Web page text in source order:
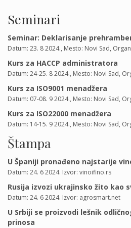
Seminari
Seminar: Deklarisanje
Datum: 23. 8 2024., Mesto: Novi Sad,
Kurs za HACCP administratora
Datum: 24-25. 8 2024., Mesto: Novi Sad,
Kurs za ISO9001 menadžera
Datum: 07-08. 9 2024., Mesto: Novi Sad,
Kurs za ISO22000 menadžera
Datum: 14-15. 9 2024., Mesto: Novi Sad,
Štampa
U Španiji pronađeno najstarije
Datum: 24. 6 2024. Izvor: vinoifino.rs
Rusija izvozi ukrajinsko žito kao
Datum: 24. 6 2024. Izvor: agrosmart.net
U Srbiji se proizvodi lešnik
prinosa